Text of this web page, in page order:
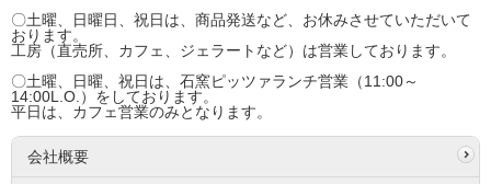
〇土曜、日曜日、祝日は、商品発送など、お休みさせていただいて
おります。
工房（直売所、カフェ、ジェラートなど）は営業しております。
〇土曜、日曜、祝日は、石窯ピッツァランチ営業（11:00～
14:00L.O.）をしております。
平日は、カフェ営業のみとなります。
会社概要